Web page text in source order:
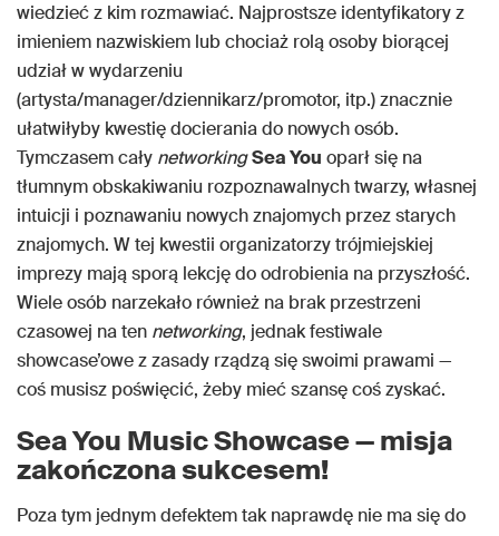
wiedzieć z kim rozmawiać. Najprostsze identyfikatory z
imieniem nazwiskiem lub chociaż rolą osoby biorącej
udział w wydarzeniu
(artysta/manager/dziennikarz/promotor, itp.) znacznie
ułatwiłyby kwestię docierania do nowych osób.
Tymczasem cały networkingSea You oparł się na
tłumnym obskakiwaniu rozpoznawalnych twarzy, własnej
intuicji i poznawaniu nowych znajomych przez starych
znajomych. W tej kwestii organizatorzy trójmiejskiej
imprezy mają sporą lekcję do odrobienia na przyszłość.
Wiele osób narzekało również na brak przestrzeni
czasowej na ten networking, jednak festiwale
showcase’owe z zasady rządzą się swoimi prawami —
coś musisz poświęcić, żeby mieć szansę coś zyskać.
Sea You Music Showcase — misja
zakończona sukcesem!
Poza tym jednym defektem tak naprawdę nie ma się do